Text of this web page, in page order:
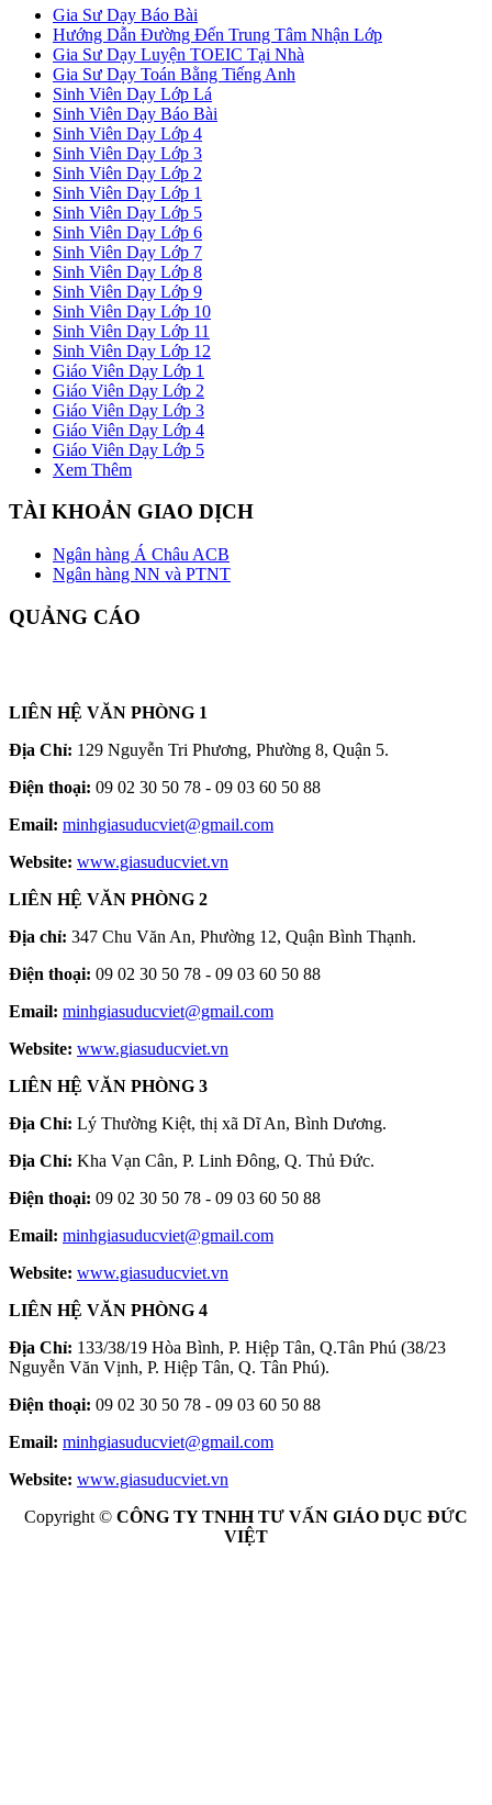
Gia Sư Dạy Báo Bài
Hướng Dẫn Đường Đến Trung Tâm Nhận Lớp
Gia Sư Dạy Luyện TOEIC Tại Nhà
Gia Sư Dạy Toán Bằng Tiếng Anh
Sinh Viên Dạy Lớp Lá
Sinh Viên Dạy Báo Bài
Sinh Viên Dạy Lớp 4
Sinh Viên Dạy Lớp 3
Sinh Viên Dạy Lớp 2
Sinh Viên Dạy Lớp 1
Sinh Viên Dạy Lớp 5
Sinh Viên Dạy Lớp 6
Sinh Viên Dạy Lớp 7
Sinh Viên Dạy Lớp 8
Sinh Viên Dạy Lớp 9
Sinh Viên Dạy Lớp 10
Sinh Viên Dạy Lớp 11
Sinh Viên Dạy Lớp 12
Giáo Viên Dạy Lớp 1
Giáo Viên Dạy Lớp 2
Giáo Viên Dạy Lớp 3
Giáo Viên Dạy Lớp 4
Giáo Viên Dạy Lớp 5
Xem Thêm
TÀI KHOẢN GIAO DỊCH
Ngân hàng Á Châu ACB
Ngân hàng NN và PTNT
QUẢNG CÁO
LIÊN HỆ VĂN PHÒNG 1
Địa Chỉ: 129 Nguyễn Tri Phương, Phường 8, Quận 5.
Điện thoại: 09 02 30 50 78 - 09 03 60 50 88
Email: minhgiasuducviet@gmail.com
Website: www.giasuducviet.vn
LIÊN HỆ VĂN PHÒNG 2
Địa chỉ: 347 Chu Văn An, Phường 12, Quận Bình Thạnh.
Điện thoại: 09 02 30 50 78 - 09 03 60 50 88
Email: minhgiasuducviet@gmail.com
Website: www.giasuducviet.vn
LIÊN HỆ VĂN PHÒNG 3
Địa Chỉ: Lý Thường Kiệt, thị xã Dĩ An, Bình Dương.
Địa Chỉ: Kha Vạn Cân, P. Linh Đông, Q. Thủ Đức.
Điện thoại: 09 02 30 50 78 - 09 03 60 50 88
Email: minhgiasuducviet@gmail.com
Website: www.giasuducviet.vn
LIÊN HỆ VĂN PHÒNG 4
Địa Chỉ: 133/38/19 Hòa Bình, P. Hiệp Tân, Q.Tân Phú (38/23
Nguyễn Văn Vịnh, P. Hiệp Tân, Q. Tân Phú).
Điện thoại: 09 02 30 50 78 - 09 03 60 50 88
Email: minhgiasuducviet@gmail.com
Website: www.giasuducviet.vn
Copyright © CÔNG TY TNHH TƯ VẤN GIÁO DỤC ĐỨC
VIỆT